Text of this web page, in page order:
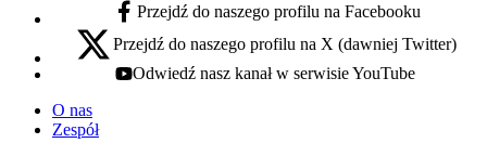
facebook - otwiera się w nowej karcie
Przejdź do naszego profilu na Facebooku
x - otwiera się w nowej karcie
Przejdź do naszego profilu na X (dawniej Twitter)
youtube - otwiera się w nowej karcie
Odwiedź nasz kanał w serwisie YouTube
O nas
Zespół